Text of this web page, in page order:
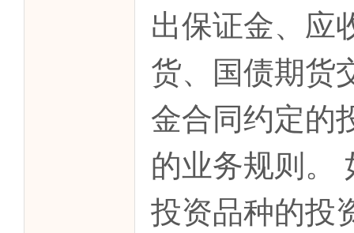
出保证金、应
货、国债期货
金合同约定的
的业务规则。
投资品种的投